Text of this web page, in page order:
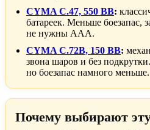
CYMA C.47, 550 BB:
батареек. Меньше боезапас,
не нужны AAA.
CYMA C.72B, 150 BB:
звона шаров и без
но боезапас намного меньше.
Почему выбирают